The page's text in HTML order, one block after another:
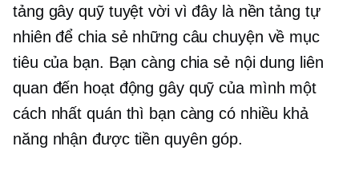
tảng gây quỹ tuyệt vời vì đây là nền tảng tự
nhiên để chia sẻ những câu chuyện về mục
tiêu của bạn. Bạn càng chia sẻ nội dung liên
quan đến hoạt động gây quỹ của mình một
cách nhất quán thì bạn càng có nhiều khả
năng nhận được tiền quyên góp.